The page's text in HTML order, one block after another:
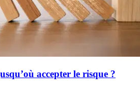
accepter le risque ?